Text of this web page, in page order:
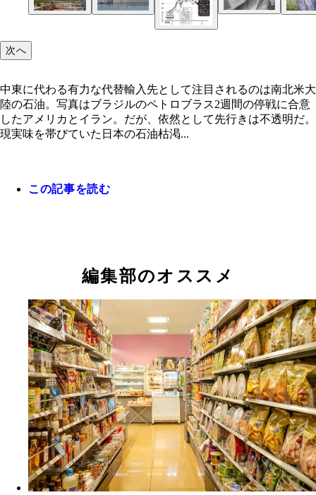
中東に代わる有力な代替輸入先として注目される
代替輸入先の候補のひとつであるカナダのサンコ
『インベスティングドットコム』を基に編集部作
WTI・ブレントは先物（5月限）、ドバイはスワッ
を使用
1973年、商品が消えたスーパー。第1次オイルショ
次へ
中東に代わる有力な代替輸入先として注目されるのは南北米大
陸の石油。写真はブラジルのペトロブラス2週間の停戦に合意
したアメリカとイラン。だが、依然として先行きは不透明だ。
現実味を帯びていた日本の石油枯渇...
この記事を読む
編集部のオススメ